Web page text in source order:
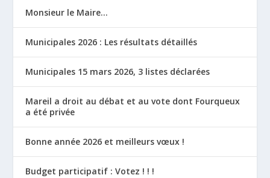
Monsieur le Maire…
Municipales 2026 : Les résultats détaillés
Municipales 15 mars 2026, 3 listes déclarées
Mareil a droit au débat et au vote dont Fourqueux
a été privée
Bonne année 2026 et meilleurs vœux !
Budget participatif : Votez ! ! !